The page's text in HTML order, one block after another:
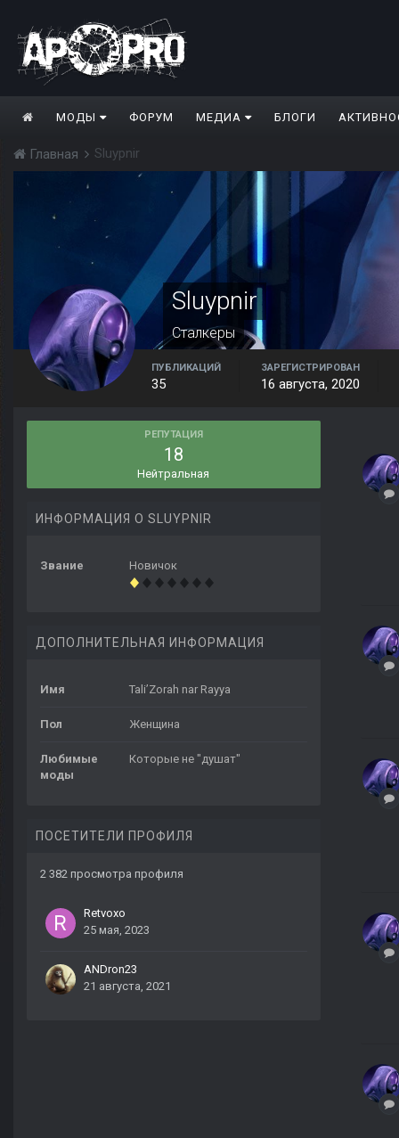
МОДЫ ФОРУМ МЕДИА БЛОГИ
Главная Sluypnir
Sluypnir
Сталкеры
ПУБЛИКАЦИЙ
35
ЗАРЕГИСТРИРОВАН
16 августа, 2020
РЕПУТАЦИЯ
18
Нейтральная
ИНФОРМАЦИЯ О SLUYPNIR
Звание Новичок
ДОПОЛНИТЕЛЬНАЯ ИНФОРМАЦИЯ
Имя Tali’Zorah nar Rayya
Пол Женщина
Любимые
моды
Которые не "душат"
ПОСЕТИТЕЛИ ПРОФИЛЯ
2 382 просмотра профиля
Retvoxo
25 мая, 2023
ANDron23
21 августа, 2021